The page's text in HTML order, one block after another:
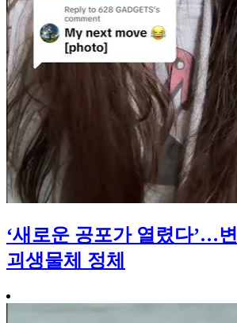
‘새로운 공포가 열렸다’…
괴생물체 정체